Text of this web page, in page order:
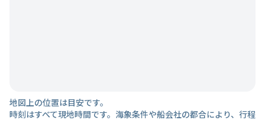
地図上の位置は目安です。
時刻はすべて現地時間です。海象条件や船会社の都合により、行程